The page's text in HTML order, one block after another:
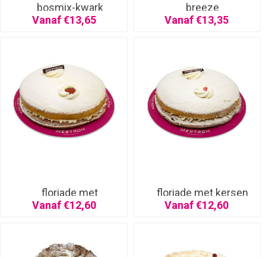
bosmix-kwark
Vanaf €13,65
breeze
Vanaf €13,35
floriade met
aardbeien
Vanaf €12,60
floriade met kersen
Vanaf €12,60